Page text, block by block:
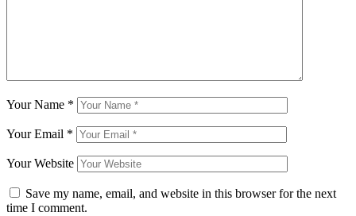
Your Name *
Your Email *
Your Website
Save my name, email, and website in this browser for the next
time I comment.